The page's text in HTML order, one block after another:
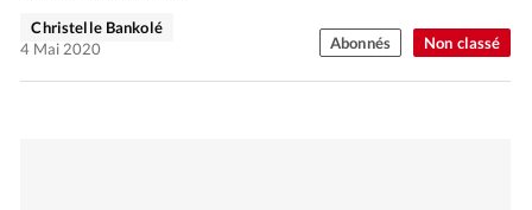
Non classé
Christelle Bankolé
4 Mai 2020
Abonnés